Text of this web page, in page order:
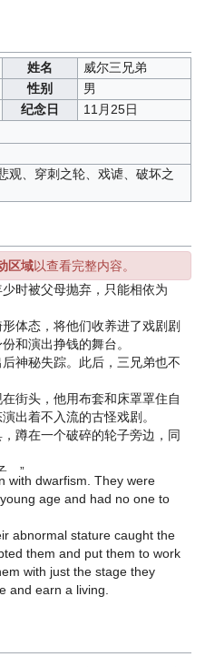
姓名
威尔三兄弟
性别
男
纪念日
11月25日
观、穿刺之轮、戏谑、破坏之
区域以查看完整内容。
时被父母抛弃，只能相依为
体态，将他们收养进了戏剧剧
和演出挣钱的舞台。
神秘失踪。此后，三兄弟也不
街头，他用布套和床罩罩住自
出着不入流的古怪戏剧。
蹲在一个破碎的轮子旁边，同
。”
时，他就会掀开身上的布套，
的父母亲吗？”
碾碎的残渣。
with dwarfism. They were
age and had no one to
abnormal stature caught the
them and put them to work
with just the stage they
and earn a living.